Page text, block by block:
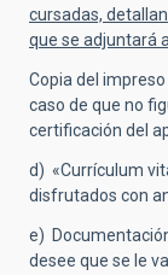
cursadas,
que se adjuntará
Copia del
caso de que no
certificación del
d) «Currículum
disfrutados con
e)
desee que se le